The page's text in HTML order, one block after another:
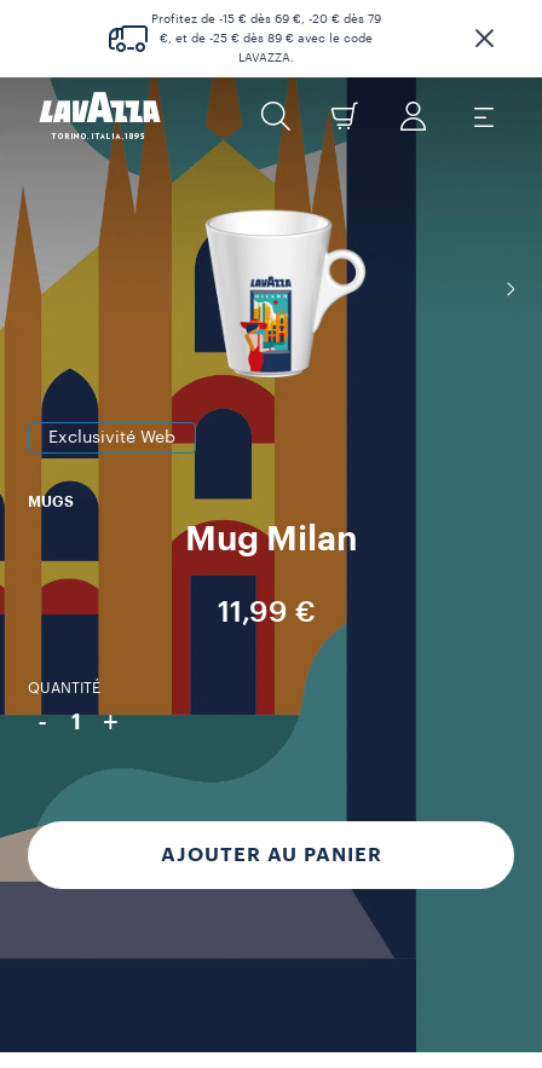
Profitez de -15 € dès 69 €, -20 € dès 79
€, et de -25 € dès 89 € avec le code
LAVAZZA.
Exclusivité Web
MUGS
Mug Milan
11,99 €
QUANTITÉ
- 1 +
AJOUTER AU PANIER